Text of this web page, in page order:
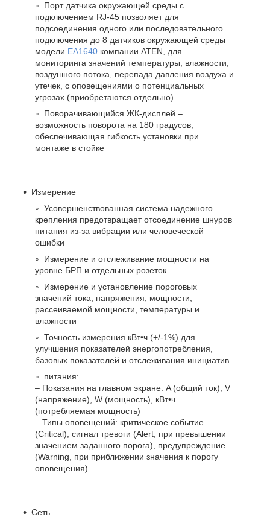
Порт датчика окружающей среды с
подключением RJ-45 позволяет для
подсоединения одного или последовательного
подключения до 8 датчиков окружающей среды
модели EA1640 компании ATEN, для
мониторинга значений температуры, влажности,
воздушного потока, перепада давления воздуха и
утечек, с оповещениями о потенциальных
угрозах (приобретаются отдельно)
Поворачивающийся ЖК-дисплей –
возможность поворота на 180 градусов,
обеспечивающая гибкость установки при
монтаже в стойке
Измерение
Усовершенствованная система надежного
крепления предотвращает отсоединение шнуров
питания из-за вибрации или человеческой
ошибки
Измерение и отслеживание мощности на
уровне БРП и отдельных розеток
Измерение и установление пороговых
значений тока, напряжения, мощности,
рассеиваемой мощности, температуры и
влажности
Точность измерения кВт•ч (+/-1%) для
улучшения показателей энергопотребления,
базовых показателей и отслеживания инициатив
питания:
– Показания на главном экране: A (общий ток), V
(напряжение), W (мощность), кВт•ч
(потребляемая мощность)
– Типы оповещений: критическое событие
(Critical), сигнал тревоги (Alert, при превышении
значением заданного порога), предупреждение
(Warning, при приближении значения к порогу
оповещения)
Сеть